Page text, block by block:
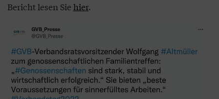
Bericht lesen Sie hier.